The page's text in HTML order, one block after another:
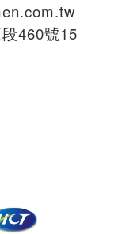
460號15